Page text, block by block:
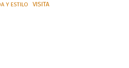
Y ESTILO VISITA